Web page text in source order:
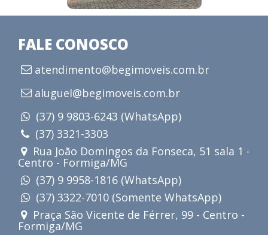
FALE CONOSCO
atendimento@begimoveis.com.br
aluguel@begimoveis.com.br
(37) 9 9803-6243 (WhatsApp)
(37) 3321-3303
Rua João Domingos da Fonseca, 51 sala 1 -
Centro - Formiga/MG
(37) 9 9958-1816 (WhatsApp)
(37) 3322-7010 (Somente WhatsApp)
Praça São Vicente de Férrer, 99 - Centro -
Formiga/MG